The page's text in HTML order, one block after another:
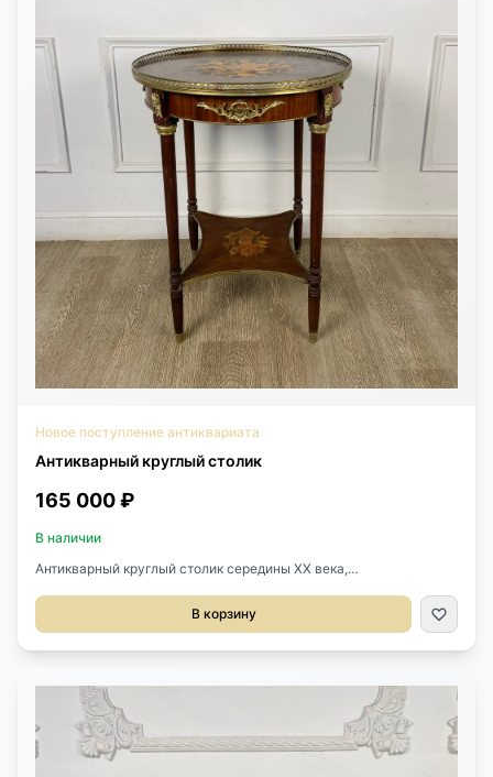
Новое поступление антиквариата
Антикварный круглый столик
165 000 ₽
В наличии
Антикварный круглый столик середины XX века,
бронза.Диаметр 59 см.Высота 78 см.
В корзину